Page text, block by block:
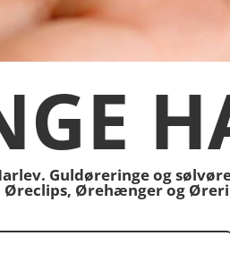
Guldøreringe og
Ørehænger og